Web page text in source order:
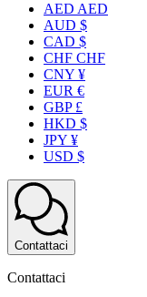
AED AED
AUD $
CAD $
CHF CHF
CNY ¥
EUR €
GBP £
HKD $
JPY ¥
USD $
Contattaci
Contattaci